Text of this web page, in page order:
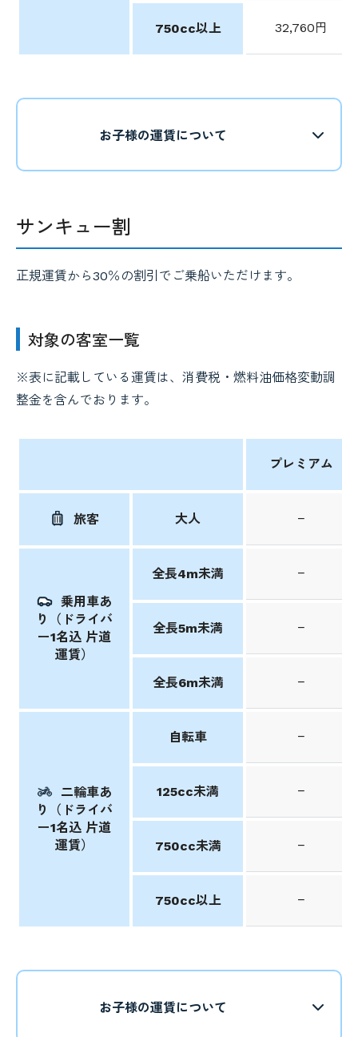
750cc以上 32,760円
お子様の運賃について
サンキュー割
正規運賃から30％の割引でご乗船いただけます。
対象の客室一覧
※表に記載している運賃は、消費税・燃料油価格変動調
整金を含んでおります。
プレミアム
旅客 大人 −
乗用車あ
り（ドライバ
ー1名込 片道
運賃）
全長4m未満 −
全長5m未満 −
全長6m未満 −
二輪車あ
り（ドライバ
ー1名込 片道
運賃）
自転車 −
125cc未満 −
750cc未満 −
750cc以上 −
お子様の運賃について